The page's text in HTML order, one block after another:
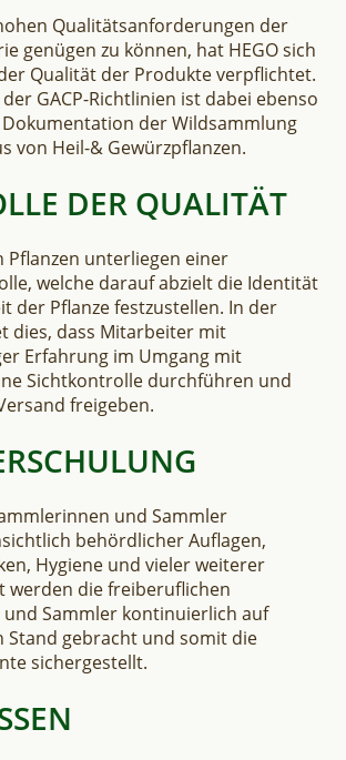
Qualitätsanforderungen der
genügen zu können, hat HEGO sich
Qualität der Produkte verpflichtet.
GACP-Richtlinien ist dabei ebenso
der Wildsammlung
von Heil-& Gewürzpflanzen.
DER QUALITÄT
Pflanzen unterliegen einer
welche darauf abzielt die Identität
der Pflanze festzustellen. In der
dies, dass Mitarbeiter mit
Erfahrung im Umgang mit
Sichtkontrolle durchführen und
freigeben.
und Sammler
behördlicher Auflagen,
Hygiene und vieler weiterer
werden die freiberuflichen
Sammler kontinuierlich auf
Stand gebracht und somit die
sichergestellt.